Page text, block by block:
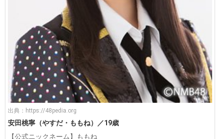
出典： https://48pedia.org
安田桃寧（やすだ・ももね）／19歳
【公式ニックネーム】ももね